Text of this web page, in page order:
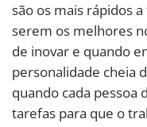
são os mais rápidos
serem os melhores
de inovar e quando
personalidade cheia
quando cada pessoa
tarefas para que o